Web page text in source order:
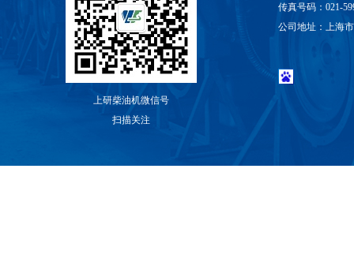
上研柴油机微信号
扫描关注
传真号码：021-
公司地址：上海